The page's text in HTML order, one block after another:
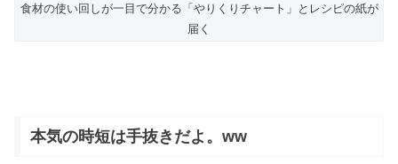
食材の使い回しが一目で分かる「やりくりチャート」とレシピの紙が
届く
本気の時短は手抜きだよ。ww